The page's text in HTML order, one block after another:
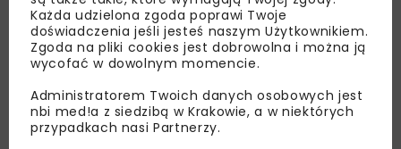
Załaduj więcej...
Każda udzielona zgoda poprawi Twoje
doświadczenia jeśli jesteś naszym Użytkownikiem.
Zgoda na pliki cookies jest dobrowolna i można ją
wycofać w dowolnym momencie.
Administratorem Twoich danych osobowych jest
nbi med!a z siedzibą w Krakowie, a w niektórych
przypadkach nasi Partnerzy.